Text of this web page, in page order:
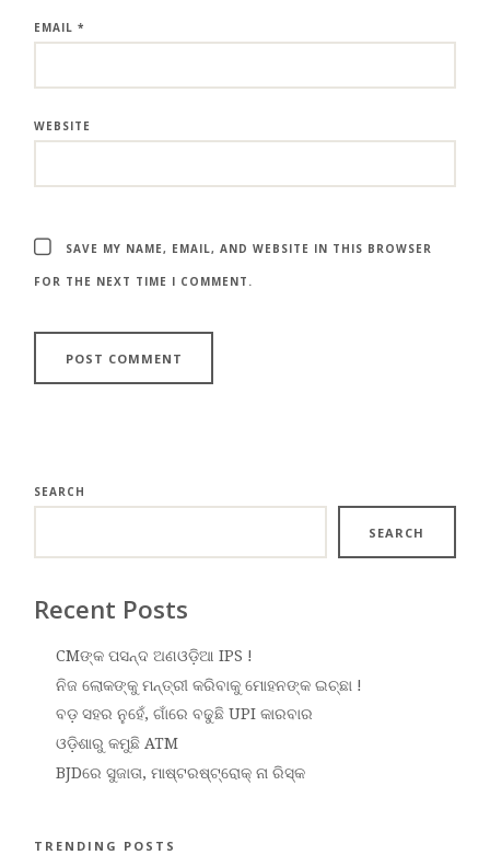
EMAIL*
WEBSITE
SAVE MY NAME, EMAIL, AND WEBSITE IN THIS BROWSER
FOR THE NEXT TIME I COMMENT.
SEARCH
SEARCH
Recent Posts
CMଙ୍କ ପସନ୍ଦ ଅଣଓଡ଼ିଆ IPS !
ନିଜ ଲୋକଙ୍କୁ ମନ୍ତ୍ରୀ କରିବାକୁ ମୋହନଙ୍କ ଇଚ୍ଛା !
ବଡ଼ ସହର ନୁହେଁ, ଗାଁରେ ବଢୁଛି UPI କାରବାର
ଓଡ଼ିଶାରୁ କମୁଛି ATM
BJDରେ ସୁଜାତା, ମାଷ୍ଟରଷ୍ଟ୍ରୋକ୍ ନା ରିସ୍କ
TRENDING POSTS